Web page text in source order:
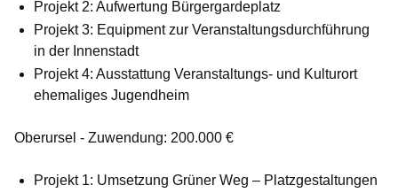
Projekt 2: Aufwertung Bürgergardeplatz
Projekt 3: Equipment zur Veranstaltungsdurchführung
in der Innenstadt
Projekt 4: Ausstattung Veranstaltungs- und Kulturort
ehemaliges Jugendheim
Oberursel - Zuwendung: 200.000 €
Projekt 1: Umsetzung Grüner Weg – Platzgestaltungen